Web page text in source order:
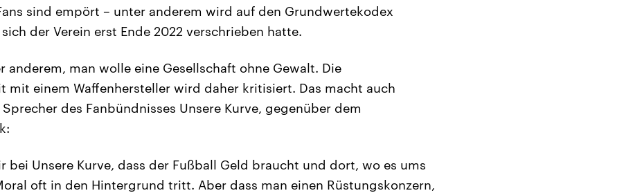
sind empört – unter anderem wird auf den Grundwertekodex
der Verein erst Ende 2022 verschrieben hatte.
anderem, man wolle eine Gesellschaft ohne Gewalt. Die
mit einem Waffenhersteller wird daher kritisiert. Das macht auch
Sprecher des Fanbündnisses Unsere Kurve, gegenüber dem
bei Unsere Kurve, dass der Fußball Geld braucht und dort, wo es ums
oft in den Hintergrund tritt. Aber dass man einen Rüstungskonzern,